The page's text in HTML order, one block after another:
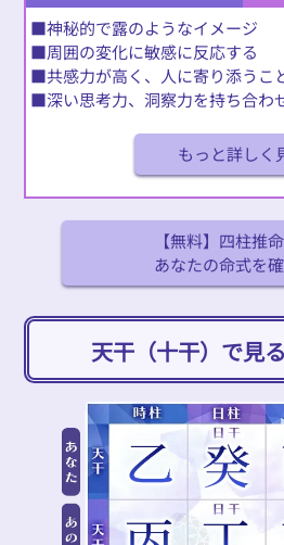
■神秘的で露のようなイメージ
■周囲の変化に敏感に反応する
■共感力が高く、人に寄り添うこ
■深い思考力、洞察力を持ち合わ
もっと詳しく
【無料】四柱推
あなたの命式を
天干（十干）で見